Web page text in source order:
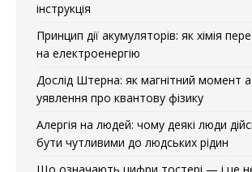
інструкція
Принцип дії акумуляторів: як хімія
на електроенергію
Дослід Штерна: як магнітний момент
уявлення про квантову фізику
Алергія на людей: чому деякі люди
бути чутливими до людських рідин